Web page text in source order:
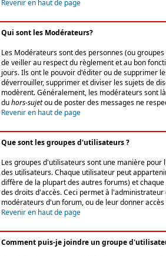
Revenir en haut de page
Qui sont les Modérateurs?
Les Modérateurs sont des personnes (ou
de veiller au respect du règlement et au bon
jours. Ils ont le pouvoir d'éditer ou de supprimer
déverrouiller, supprimer et diviser les sujets de
modèrent. Généralement, les modérateurs sont
duhors-sujetou de poster des messages ne
Revenir en haut de page
Que sont les groupes d'utilisateurs ?
Les groupes d'utilisateurs sont une manière
des utilisateurs. Chaque utilisateur peut
diffère de la plupart des autres forums) et
des droits d'accès. Ceci permet à
modérateurs d'un forum, ou de leur donner
Revenir en haut de page
Comment puis-je joindre un groupe